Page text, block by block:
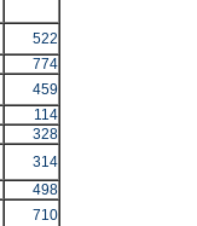
522
774
459
114
328
314
498
710